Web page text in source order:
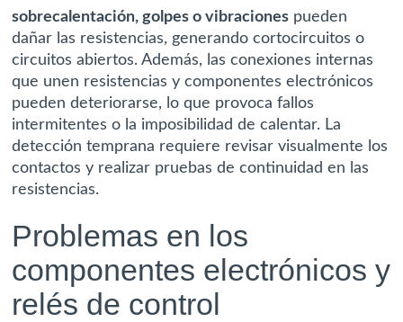
sobrecalentación, golpes o vibraciones pueden
dañar las resistencias, generando cortocircuitos o
circuitos abiertos. Además, las conexiones internas
que unen resistencias y componentes electrónicos
pueden deteriorarse, lo que provoca fallos
intermitentes o la imposibilidad de calentar. La
detección temprana requiere revisar visualmente los
contactos y realizar pruebas de continuidad en las
resistencias.
Problemas en los
componentes electrónicos y
relés de control